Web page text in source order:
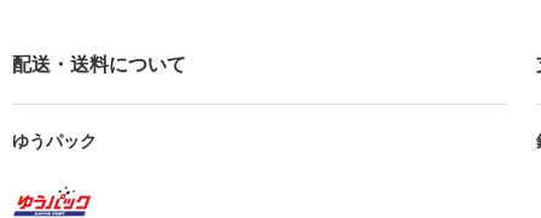
配送・送料について
ゆうパック